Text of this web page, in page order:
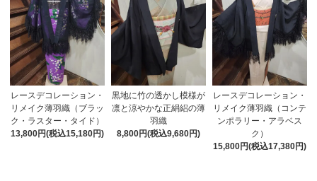
レースデコレーション・
リメイク薄羽織（ブラッ
ク・ラスター・タイド）
13,800円(税込15,180円)
黒地に竹の透かし模様が
凛と涼やかな正絹絽の薄
羽織
8,800円(税込9,680円)
レースデコレーション・
リメイク薄羽織（コンテ
ンポラリー・アラベス
ク）
15,800円(税込17,380円)